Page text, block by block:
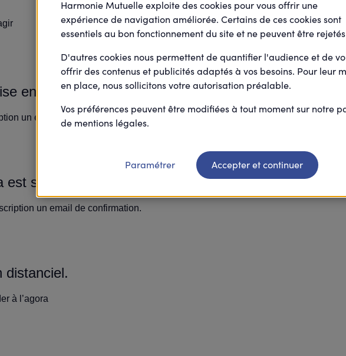
en compte.
un email de confirmation comportant toutes les informations de l'évènement.
supprimée.
un email de confirmation.
distanciel.
à l’agora
Harmonie Mutuelle exploite des cookies pour vous offrir une
expérience de navigation améliorée. Certains de ces cookies sont
essentiels au bon fonctionnement du site et ne peuvent être
D'autres cookies nous permettent de quantifier l'audience et de
offrir des contenus et publicités adaptés à vos besoins. Pour leur
en place, nous sollicitons votre autorisation préalable.
Vos préférences peuvent être modifiées à tout moment sur notre
de mentions légales.
Paramétrer Accepter et continuer